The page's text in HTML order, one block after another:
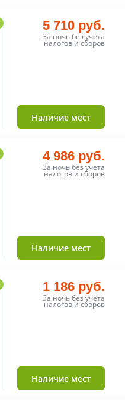
5 710 руб.
За ночь без учета
налогов и сборов
Наличие мест
4 986 руб.
За ночь без учета
налогов и сборов
Наличие мест
1 186 руб.
За ночь без учета
налогов и сборов
Наличие мест